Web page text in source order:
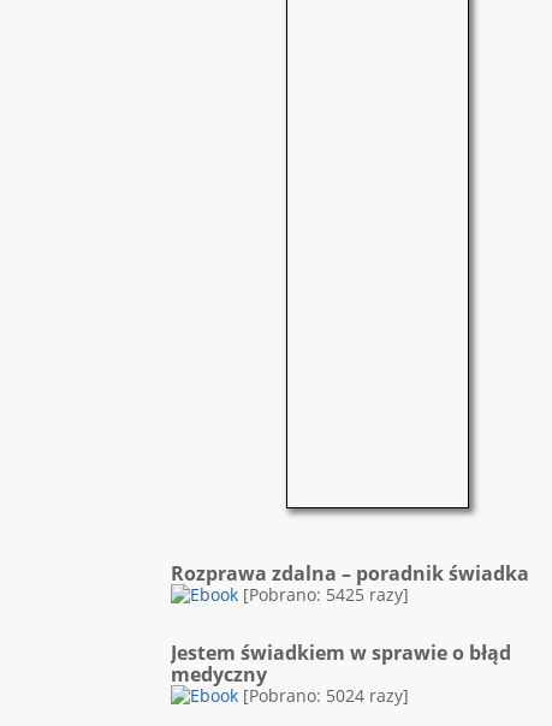
Rozprawa zdalna – poradnik świadka
[Pobrano: 5425 razy]
Jestem świadkiem w sprawie o błąd
medyczny
[Pobrano: 5024 razy]